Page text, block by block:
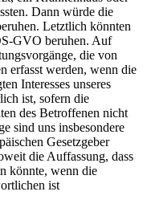
Dann würde die
Letztlich könnten
GVO beruhen. Auf
die von
erfasst werden, wenn die
Interesses unseres
ist, sofern die
des Betroffenen nicht
sind uns insbesondere
Gesetzgeber
die Auffassung, dass
könnte, wenn die
ist